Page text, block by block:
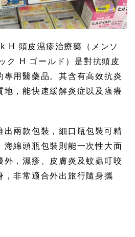
頭皮濕疹治療藥（メンソ
ク H ゴールド）是對抗頭皮
用醫藥品。其含有高效抗炎
，能快速緩解炎症以及瘙癢
出兩款包裝，細口瓶包裝可精
海綿頭瓶包裝則能一次性大面
，濕疹、皮膚炎及蚊蟲叮咬
非常適合外出旅行隨身攜